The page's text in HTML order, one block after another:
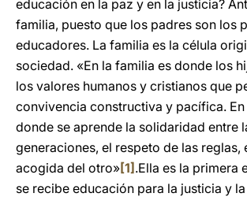
educación en la paz y en la justicia?
familia, puesto que los padres son los
educadores. La familia es la célula
sociedad. «En la familia es donde los
los valores humanos y cristianos que
convivencia constructiva y pacífica.
donde se aprende la solidaridad entre
generaciones, el respeto de las reglas,
acogida del otro»[1] .Ella es la primera
se recibe educación para la justicia y